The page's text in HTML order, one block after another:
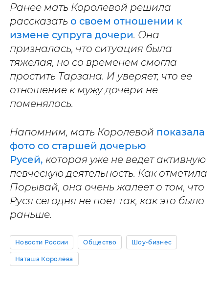
Ранее мать Королевой решила
рассказать о своем отношении к
измене супруга дочери. Она
призналась, что ситуация была
тяжелая, но со временем смогла
простить Тарзана. И уверяет, что ее
отношение к мужу дочери не
поменялось.
Напомним, мать Королевой показала
фото со старшей дочерью
Русей, которая уже не ведет активную
певческую деятельность. Как отметила
Порывай, она очень жалеет о том, что
Руся сегодня не поет так, как это было
раньше.
Новости России Общество Шоу-бизнес
Наташа Королёва